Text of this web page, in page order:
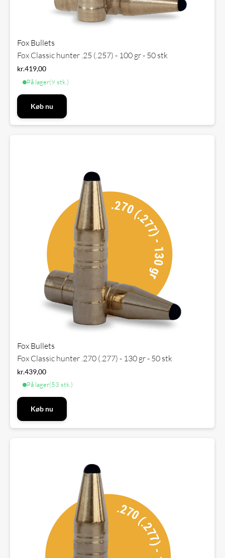
Fox Bullets
Fox Classic hunter .25 (.257) - 100 gr - 50 stk
kr.419,00
På lager(9 stk.)
Køb nu
Fox Bullets
Fox Classic hunter .270 (.277) - 130 gr - 50 stk
kr.439,00
På lager(53 stk.)
Køb nu